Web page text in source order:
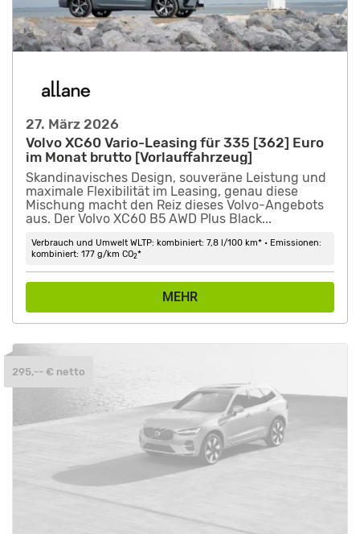
27. März 2026
Volvo XC60 Vario-Leasing für 335 [362] Euro
im Monat brutto [Vorlauffahrzeug]
Skandinavisches Design, souveräne Leistung und
maximale Flexibilität im Leasing, genau diese
Mischung macht den Reiz dieses Volvo-Angebots
aus. Der Volvo XC60 B5 AWD Plus Black...
Verbrauch und Umwelt WLTP: kombiniert: 7,8 l/100 km* • Emissionen:
kombiniert: 177 g/km CO2*
MEHR
295,-- € netto